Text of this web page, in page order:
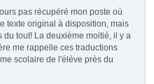
pas récupéré mon poste où
texte original à disposition, mais
tout! La deuxième moitié, il y a
me rappelle ces traductions
scolaire de l'élève près du